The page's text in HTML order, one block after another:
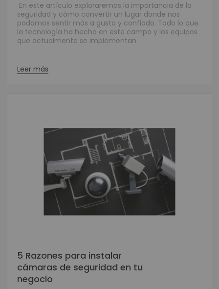
En este artículo exploraremos la importancia de la
seguridad y cómo convertir un lugar donde nos
podamos sentir más a gusto y confiado. Todo lo que
la tecnología ha hecho en este campo y los equipos
que actualmente se implementan.
Leer más
5 Razones para instalar
cámaras de seguridad en tu
negocio